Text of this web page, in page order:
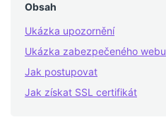
Obsah
Ukázka upozornění
Ukázka zabezpečeného webu
Jak postupovat
Jak získat SSL certifikát